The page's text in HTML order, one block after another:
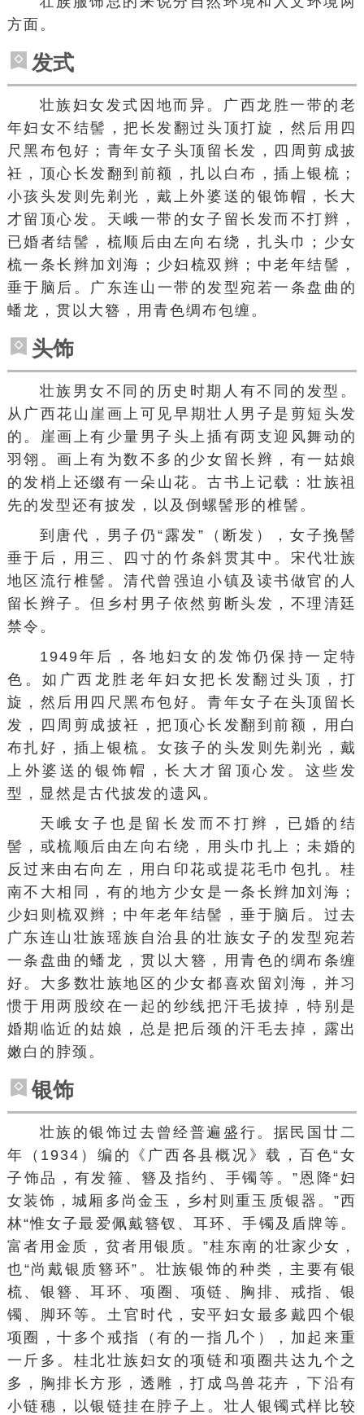
方面。
发式
壮族妇女发式因地而异。广西龙胜一带的老
年妇女不结髻，把长发翻过头顶打旋，然后用四
尺黑布包好；青年女子头顶留长发，四周剪成披
衽，顶心长发翻到前额，扎以 白布 ，插上银梳；
小孩头发则先剃光，戴上外婆送的银饰帽，长大
才留顶心发。天峨一带的女子留长发而不打辫，
已婚者结髻，梳顺后由左向右绕，扎头巾；少女
梳一条长辫加刘海； 少妇 梳双辫；中老年结髻，
垂于脑后。广东连山 一带的发型宛若一条盘曲的
蟠龙 ，贯以大簪，用青色绸布包缠。
头饰
壮族男女不同的历史时期人有不同的发型。
从广西花山崖画 上可见早期壮人男子是剪短头发
的。崖画上有少量男子头上插有两支迎风舞动的
羽翎。画上有为数不多的少女留长辫 ，有一姑娘
的 发梢 上还缀有一朵山花。古书上记载：壮族祖
先的发型还有披发，以及倒 螺髻 形的椎髻 。
到唐代，男子仍“露发”（断发），女子挽髻
垂于后，用三、四寸的 竹条斜贯其中。宋代壮族
地区流行椎髻。清代曾强迫小镇及读书做官的人
留长辫子。但乡村男子依然剪断头发，不理清廷
禁令。
1949年后，各地妇女的 发饰仍保持一定特
色。如广西 龙胜老年妇女把长发翻过头顶，打
旋，然后用四尺黑布包好。青年女子在头顶留长
发，四周剪成披衽，把顶心长发翻到前额，用 白
布扎好，插上银梳。女孩子的头发则先剃光，戴
上外婆送的银饰帽，长大才留顶心发。这些发
型，显然是古代披发的遗风。
天峨女子也是留长发而不打辫，已婚的结
髻，或梳顺后由左向右绕，用头巾扎上；未婚的
反过来由右向左，用白印花或提花毛巾包扎。桂
南不大相同，有的地方少女是一条长辫加刘海；
少妇 则梳双辫；中年老年结髻，垂于脑后。过去
广东连山壮族瑶族自治县 的壮族女子的发型宛若
一条盘曲的蟠龙 ，贯以大簪，用青色的绸布条缠
好。大多数壮族地区的少女都喜欢留刘海，并习
惯于用两股绞在一起的纱线把汗毛拔掉，特别是
婚期临近的姑娘，总是把后颈的汗毛去掉，露出
嫩白的 脖颈 。
银饰
壮族的银饰过去曾经普遍盛行。据民国廿二
年（1934）编的《 广西各县概况 》载， 百色“女
子饰品，有发箍 、簪及指约、手镯等。”恩降“妇
女装饰，城厢多尚金玉，乡村则重玉质银器。”西
林“惟女子最爱佩戴簪钗、耳环、手镯及盾牌等。
富者用金质，贫者用银质。”桂东南 的壮家少女，
也“尚戴银质簪环”。壮族银饰的种类，主要有银
梳、 银簪 、耳环、 项圈 、项链、胸排、戒指、银
镯 、脚环等。 土官 时代，安平妇女最多戴四个银
项圈，十多个戒指（有的一指几个），加起来重
一斤多。桂北壮族妇女的项链和项圈共达九个之
多，胸排长方形，透雕，打成鸟兽花卉，下沿有
小链穗，以银链挂在脖子上。壮人银镯式样比较